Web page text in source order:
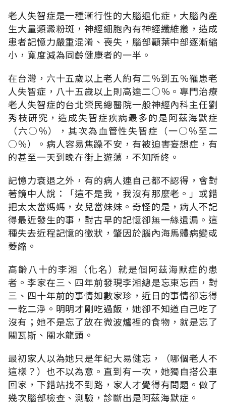
老人失智症是一種漸行性的大腦退化症，大腦內產
生大量類澱粉斑，神經細胞內有神經纖維叢，造成
患者記憶力嚴重混淆、喪失，腦部顳葉中部逐漸縮
小，寬度減為同齡健康者的一半。
在台灣，六十五歲以上老人約有二％到五％罹患老
人失智症，八十五歲以上則高達二○％。專門治療
老人失智症的台北榮民總醫院一般神經內科主任劉
秀枝研究，造成失智症疾病最多的是阿茲海默症
（六○％），其次為血管性失智症（一○％至二
○％）。病人容易焦躁不安，有被迫害妄想症，有
的甚至一天到晚在街上遊蕩，不知所終。
記憶力衰退之外，有的病人連自己都不認得，會對
著鏡中人說：「這不是我，我沒有那麼老。」或錯
把太太當媽媽，女兒當妹妹。奇怪的是，病人不記
得最近發生的事，對古早的記憶卻無一絲遺漏。這
種失去近程記憶的徵狀，肇因於腦內海馬體病變或
萎縮。
高齡八十的李湘（化名）就是個阿茲海默症的患
者。李家在三、四年前發現李湘總是忘東忘西，對
三、四十年前的事情如數家珍，近日的事情卻忘得
一乾二淨。明明才剛吃過飯，她卻不知道自己吃了
沒有；她不是忘了放在微波爐裡的食物，就是忘了
關瓦斯、關水龍頭。
最初家人以為她只是年紀大易健忘，（哪個老人不
這樣？）也不以為意。直到有一次，她獨自搭公車
回家，下錯站找不到路，家人才覺得有問題。做了
幾次腦部檢查、測驗，診斷出是阿茲海默症。